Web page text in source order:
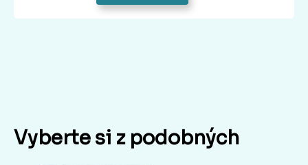
Vyberte si z podobných